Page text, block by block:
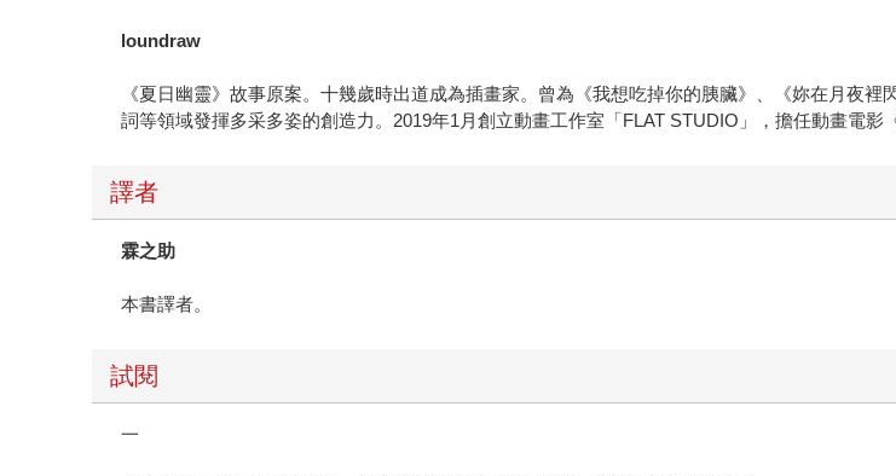
loundraw
《夏日幽靈》故事原案。十幾歲時出道成為插畫家。曾為《我想吃掉你的胰臟》、《妳在月夜
詞等領域發揮多采多姿的創造力。2019年1月創立動畫工作室「FLAT STUDIO」，擔任動畫電影
譯者
霖之助
本書譯者。
試閱
一